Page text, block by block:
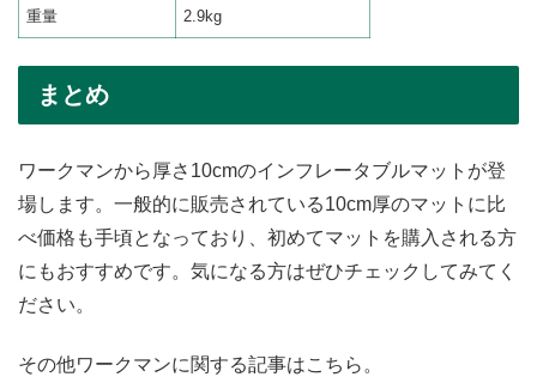
重量 2.9kg
まとめ
ワークマンから厚さ10cmのインフレータブルマットが登
場します。一般的に販売されている10cm厚のマットに比
べ価格も手頃となっており、初めてマットを購入される方
にもおすすめです。気になる方はぜひチェックしてみてく
ださい。
その他ワークマンに関する記事はこちら。